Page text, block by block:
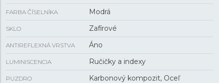
FARBA ČÍSELNÍKA Modrá
SKLO Zafírové
ANTIREFLEXNÁ VRSTVA Áno
LUMINISCENCIA Ručičky a indexy
PUZDRO Karbonový kompozit, Oceľ